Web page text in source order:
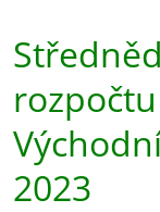
2023